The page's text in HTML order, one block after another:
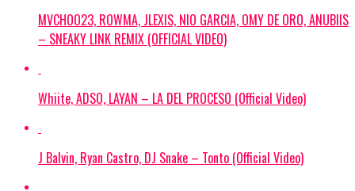
MVCHOO23, ROWMA, JLEXIS, NIO GARCIA, OMY DE ORO, ANUBIIS
– SNEAKY LINK REMIX (OFFICIAL VIDEO)
Whiite, ADSO, LAYAN – LA DEL PROCESO (Official Video)
J Balvin, Ryan Castro, DJ Snake – Tonto (Official Video)